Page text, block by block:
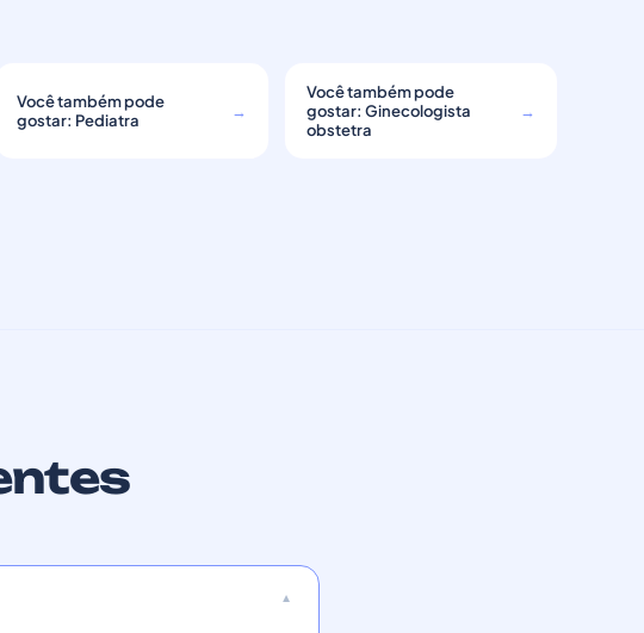
Você também pode
gostar: Pediatra
→
Você também pode
gostar: Ginecologista
obstetra
→